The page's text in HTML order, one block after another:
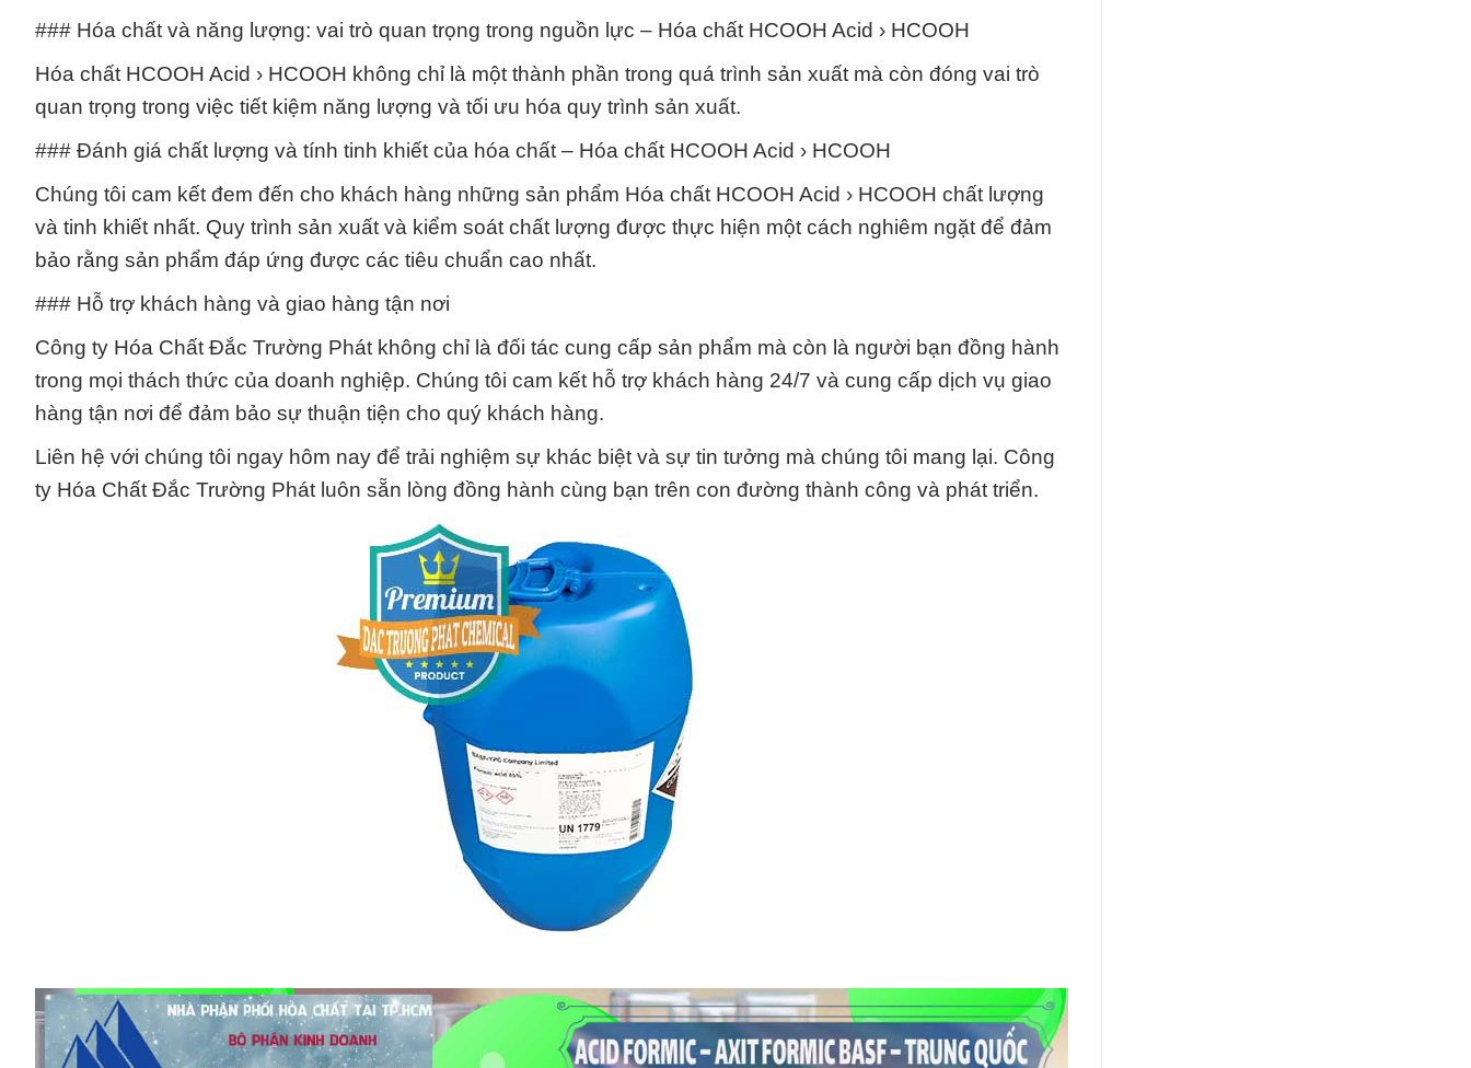
### Hóa chất và năng lượng: vai trò quan trọng trong nguồn lực – Hóa chất HCOOH Acid › HCOOH
Hóa chất HCOOH Acid › HCOOH không chỉ là một thành phần trong quá trình sản xuất mà còn đóng vai trò
quan trọng trong việc tiết kiệm năng lượng và tối ưu hóa quy trình sản xuất.
### Đánh giá chất lượng và tính tinh khiết của hóa chất – Hóa chất HCOOH Acid › HCOOH
Chúng tôi cam kết đem đến cho khách hàng những sản phẩm Hóa chất HCOOH Acid › HCOOH chất lượng
và tinh khiết nhất. Quy trình sản xuất và kiểm soát chất lượng được thực hiện một cách nghiêm ngặt để đảm
bảo rằng sản phẩm đáp ứng được các tiêu chuẩn cao nhất.
### Hỗ trợ khách hàng và giao hàng tận nơi
Công ty Hóa Chất Đắc Trường Phát không chỉ là đối tác cung cấp sản phẩm mà còn là người bạn đồng hành
trong mọi thách thức của doanh nghiệp. Chúng tôi cam kết hỗ trợ khách hàng 24/7 và cung cấp dịch vụ giao
hàng tận nơi để đảm bảo sự thuận tiện cho quý khách hàng.
Liên hệ với chúng tôi ngay hôm nay để trải nghiệm sự khác biệt và sự tin tưởng mà chúng tôi mang lại. Công
ty Hóa Chất Đắc Trường Phát luôn sẵn lòng đồng hành cùng bạn trên con đường thành công và phát triển.